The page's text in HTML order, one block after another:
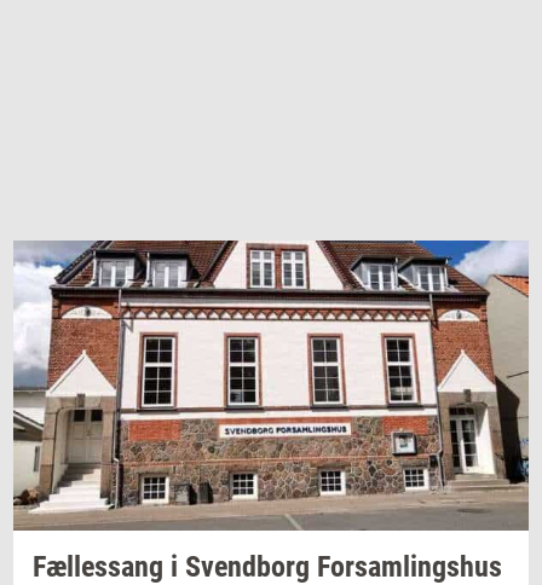
Fæl­les­sang i Svend­borg For­sam­lings­hus